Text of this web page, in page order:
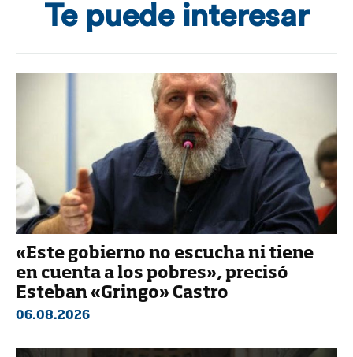
Te puede interesar
«Este gobierno no escucha ni tiene
en cuenta a los pobres», precisó
Esteban «Gringo» Castro
06.08.2026